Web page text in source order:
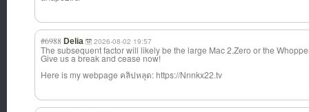
#6988 Delia 2026-08-02 19:57
The subsequent factor will likely be the large Mac 2.Zero or the
Give us a break and cease now!
Here is my webpage คลิปหลุด: https://Nnnkx22.tv